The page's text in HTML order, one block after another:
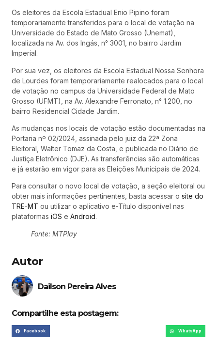
Os eleitores da Escola Estadual Enio Pipino foram
temporariamente transferidos para o local de votação na
Universidade do Estado de Mato Grosso (Unemat),
localizada na Av. dos Ingás, n° 3001, no bairro Jardim
Imperial.
Por sua vez, os eleitores da Escola Estadual Nossa Senhora
de Lourdes foram temporariamente realocados para o local
de votação no campus da Universidade Federal de Mato
Grosso (UFMT), na Av. Alexandre Ferronato, n° 1.200, no
bairro Residencial Cidade Jardim.
As mudanças nos locais de votação estão documentadas na
Portaria nº 02/2024, assinada pelo juiz da 22ª Zona
Eleitoral, Walter Tomaz da Costa, e publicada no Diário de
Justiça Eletrônico (DJE). As transferências são automáticas
e já estarão em vigor para as Eleições Municipais de 2024.
Para consultar o novo local de votação, a seção eleitoral ou
obter mais informações pertinentes, basta acessar o site do
TRE-MT ou utilizar o aplicativo e-Título disponível nas
plataformas iOS e Android.
Fonte: MTPlay
Autor
Dailson Pereira Alves
Compartilhe esta postagem:
Facebook WhatsApp